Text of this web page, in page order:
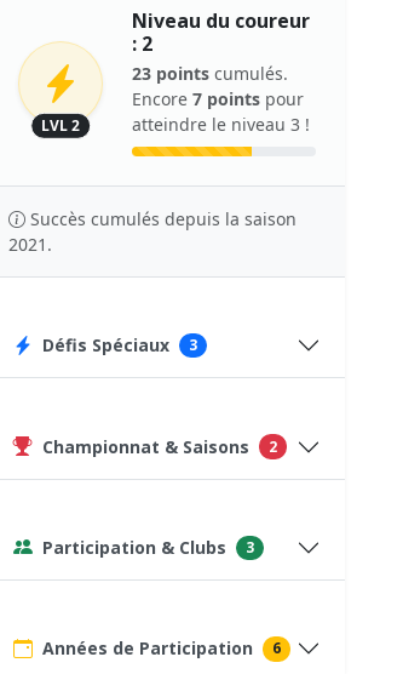
POINTS
75 (Course type P)
846
470
LVL 2
Niveau du coureur
: 2
23 points cumulés.
Encore 7 points pour
atteindre le niveau 3 !
Succès cumulés depuis la saison
2021.
Défis Spéciaux 3
Championnat & Saisons 2
Participation & Clubs 3
Années de Participation 6